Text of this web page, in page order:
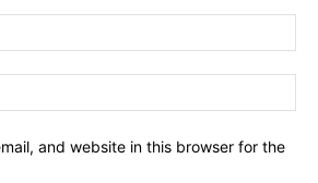
and website in this browser for the